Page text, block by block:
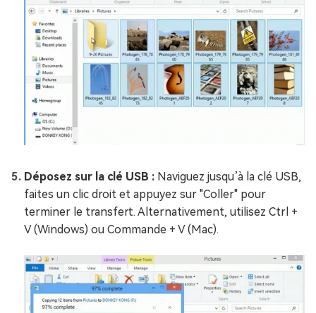
Déposez sur la clé USB : Naviguez jusqu’à la clé USB,
faites un clic droit et appuyez sur "Coller" pour
terminer le transfert. Alternativement, utilisez Ctrl +
V (Windows) ou Commande + V (Mac).